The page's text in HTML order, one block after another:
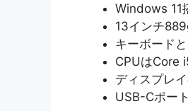
Windows 11
13インチ
キーボード
CPUはCore
ディスプレ
USB-Cポー